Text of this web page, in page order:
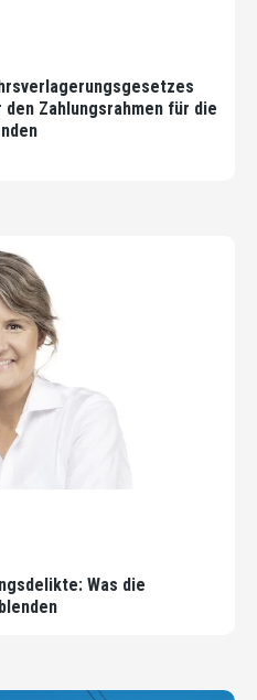
Zahlungsrahmen für die
Was die